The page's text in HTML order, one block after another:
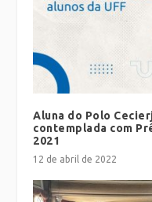
Aluna do Polo
contemplada com
2021
12 de abril de 2022